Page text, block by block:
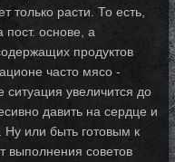
только расти. То есть,
пост. основе, а
продуктов
часто мясо -
увеличится до
давить на сердце и
Ну или быть готовым к
выполнения советов